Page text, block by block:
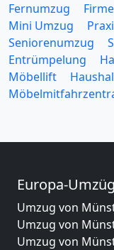
Fernumzug
Mini Umzug
Seniorenumzug
Entrümpelung
Möbellift
Europa-
Umzug von
Umzug von
Umzug von